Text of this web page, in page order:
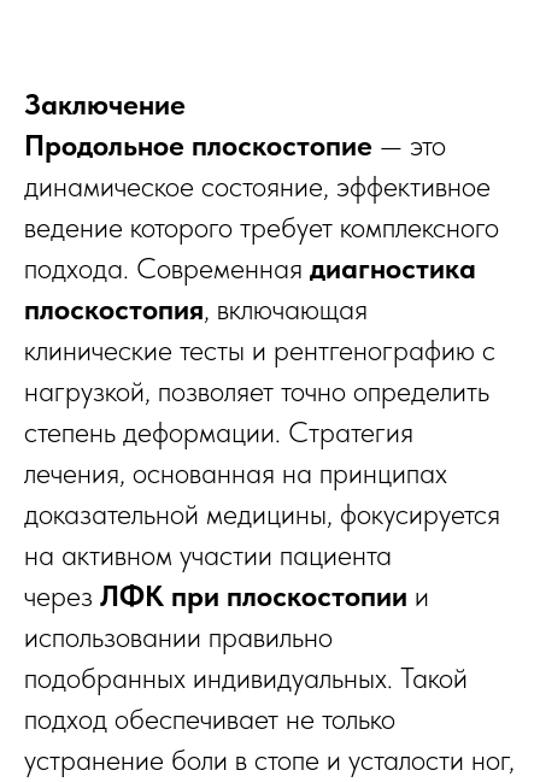
Заключение
Продольное плоскостопие — это
динамическое состояние, эффективное
ведение которого требует комплексного
подхода. Современная диагностика
плоскостопия, включающая
клинические тесты и рентгенографию с
нагрузкой, позволяет точно определить
степень деформации. Стратегия
лечения, основанная на принципах
доказательной медицины, фокусируется
на активном участии пациента
через ЛФК при плоскостопии и
использовании правильно
подобранных индивидуальных. Такой
подход обеспечивает не только
устранение боли в стопе и усталости ног,